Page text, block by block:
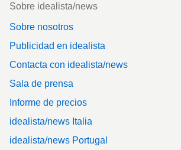
Sobre idealista/news
Sobre nosotros
Publicidad en idealista
Contacta con idealista/news
Sala de prensa
Informe de precios
idealista/news Italia
idealista/news Portugal